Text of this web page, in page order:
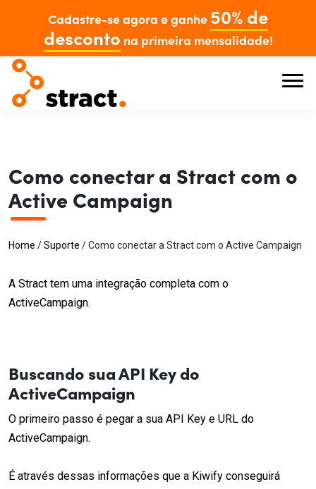
Cadastre-se agora e ganhe 50% de
desconto na primeira mensalidade!
Como conectar a Stract com o
Active Campaign
Home /Suporte /Como conectar a Stract com o Active Campaign
A Stract tem uma integração completa com o
ActiveCampaign.
Buscando sua API Key do
ActiveCampaign
O primeiro passo é pegar a sua API Key e URL do
ActiveCampaign.
É através dessas informações que a Kiwify conseguirá